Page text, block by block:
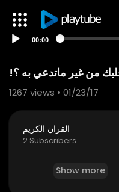
00:00
1267 views • 01/23/17
القران الكريم
2 Subscribers
Show more